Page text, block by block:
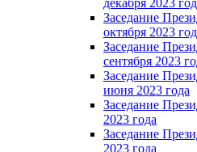
Заседание
октября 2023
Заседание
сентября 2023
Заседание
июня 2023 года
Заседание
2023 года
Заседание
2023 года